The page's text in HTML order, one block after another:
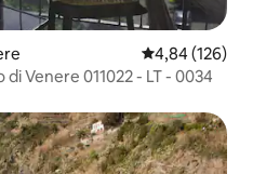
Средна
4,84 (126)
Venere 011022 - LT - 0034